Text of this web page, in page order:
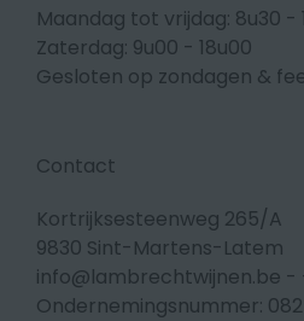
Maandag tot vrijdag: 8u30 -
Zaterdag: 9u00 - 18u00
Gesloten op zondagen &
Contact
Kortrijksesteenweg 265/A
9830 Sint-Martens-Latem
info@lambrechtwijnen.be -
Ondernemingsnummer: